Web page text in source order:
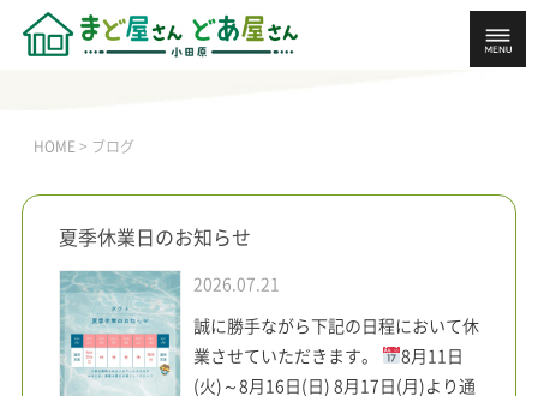
ブログ
HOME > ブログ
夏季休業日のお知らせ
2026.07.21
誠に勝手ながら下記の日程において休
業させていただきます。
8月11日
(火)～8月16日(日) 8月17日(月)より通